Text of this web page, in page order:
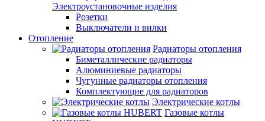
Электроустановочные изделия
Розетки
Выключатели и вилки
Отопление
Радиаторы отопления
Биметаллические радиаторы
Алюминиевые радиаторы
Чугунные радиаторы отопления
Комплектующие для радиаторов
Электрические котлы
Газовые котлы